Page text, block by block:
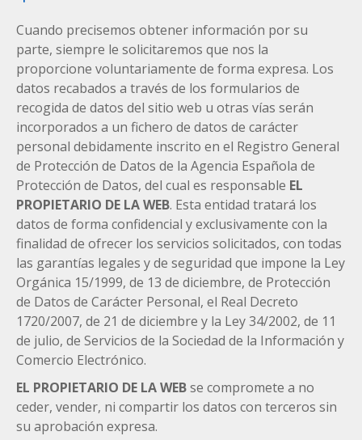
Cuando precisemos obtener información por su
parte, siempre le solicitaremos que nos la
proporcione voluntariamente de forma expresa. Los
datos recabados a través de los formularios de
recogida de datos del sitio web u otras vías serán
incorporados a un fichero de datos de carácter
personal debidamente inscrito en el Registro General
de Protección de Datos de la Agencia Española de
Protección de Datos, del cual es responsable EL
PROPIETARIO DE LA WEB. Esta entidad tratará los
datos de forma confidencial y exclusivamente con la
finalidad de ofrecer los servicios solicitados, con todas
las garantías legales y de seguridad que impone la Ley
Orgánica 15/1999, de 13 de diciembre, de Protección
de Datos de Carácter Personal, el Real Decreto
1720/2007, de 21 de diciembre y la Ley 34/2002, de 11
de julio, de Servicios de la Sociedad de la Información y
Comercio Electrónico.
EL PROPIETARIO DE LA WEBse compromete a no
ceder, vender, ni compartir los datos con terceros sin
su aprobación expresa.